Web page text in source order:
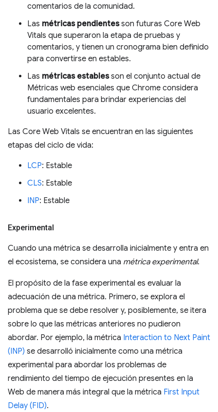
comentarios de la comunidad.
Las métricas pendientesson futuras Core Web
Vitals que superaron la etapa de pruebas y
comentarios, y tienen un cronograma bien definido
para convertirse en estables.
Las métricas establesson el conjunto actual de
Métricas web esenciales que Chrome considera
fundamentales para brindar experiencias del
usuario excelentes.
Las Core Web Vitals se encuentran en las siguientes
etapas del ciclo de vida:
LCP: Estable
CLS: Estable
INP: Estable
Experimental
Cuando una métrica se desarrolla inicialmente y entra en
el ecosistema, se considera una métrica experimental.
El propósito de la fase experimental es evaluar la
adecuación de una métrica. Primero, se explora el
problema que se debe resolver y, posiblemente, se itera
sobre lo que las métricas anteriores no pudieron
abordar. Por ejemplo, la métrica Interaction to Next Paint
(INP) se desarrolló inicialmente como una métrica
experimental para abordar los problemas de
rendimiento del tiempo de ejecución presentes en la
Web de manera más integral que la métrica First Input
Delay (FID).